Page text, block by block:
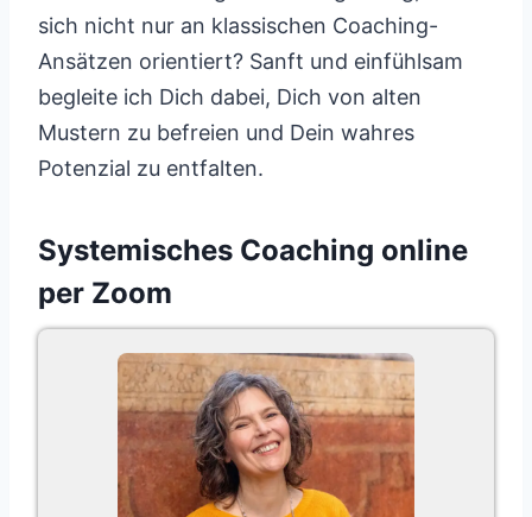
sich nicht nur an klassischen Coaching-
Ansätzen orientiert? Sanft und einfühlsam
begleite ich Dich dabei, Dich von alten
Mustern zu befreien und Dein wahres
Potenzial zu entfalten.
Systemisches Coaching online
per Zoom